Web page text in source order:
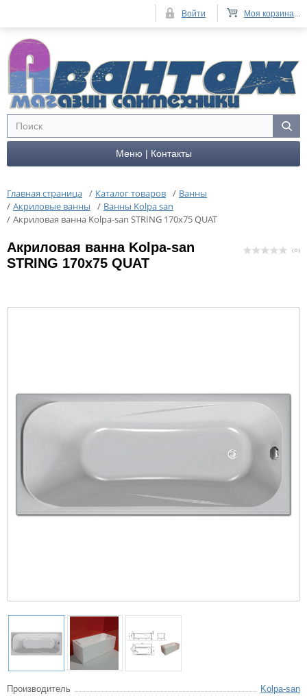
Меню | Контакты
Главная страница / Каталог товаров / Ванны
/ Акриловые ванны / Ванны Kolpa san
/ Акриловая ванна Kolpa-san STRING 170x75 QUAT
Акриловая ванна Kolpa-san
STRING 170x75 QUAT
( 0 )
Производитель
Kolpa-san
Моя корзина...
Войти